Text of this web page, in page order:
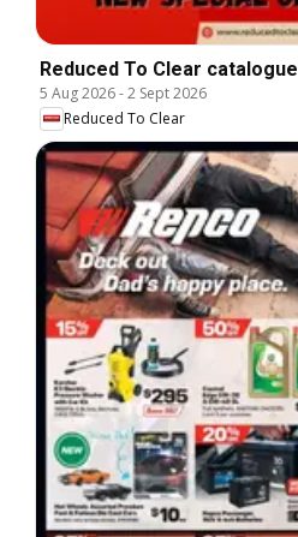
Reduced To Clear catalogue
5 Aug 2026-2 Sept 2026
Reduced To Clear